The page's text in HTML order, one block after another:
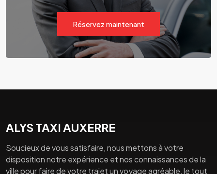
Réservez maintenant
ALYS TAXI AUXERRE
Soucieux de vous satisfaire, nous mettons à votre
disposition notre expérience et nos connaissances de la
ville pour faire de votre trajet un voyage agréable, le tout